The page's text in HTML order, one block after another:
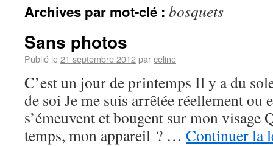
Archives par mot-clé : bosquets
Sans photos
Publié le21 septembre 2012parceline
C’est un jour de printemps Il y a du
de soi Je me suis arrêtée réellement ou
s’émeuvent et bougent sur mon visage
temps, mon appareil ? … Continuer la